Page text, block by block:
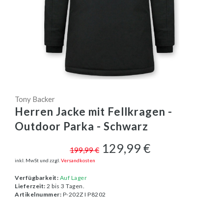
Tony Backer
Herren Jacke mit Fellkragen -
Outdoor Parka - Schwarz
199,99 € 129,99 €
inkl. MwSt und zzgl. Versandkosten
Verfügbarkeit: Auf Lager
Lieferzeit: 2 bis 3 Tagen.
Artikelnummer: P-202Z I P8202